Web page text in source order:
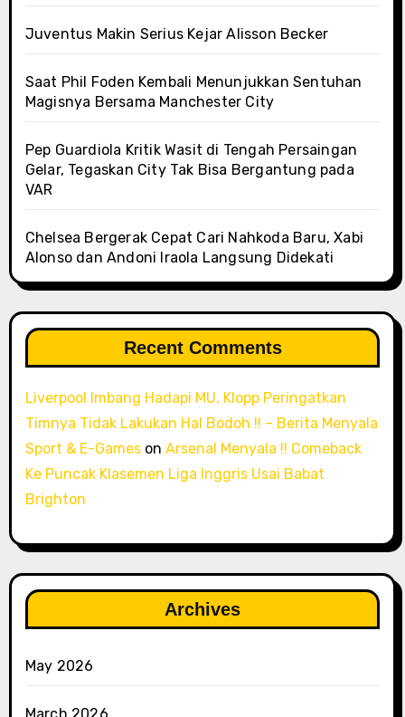
Juventus Makin Serius Kejar Alisson Becker
Saat Phil Foden Kembali Menunjukkan Sentuhan
Magisnya Bersama Manchester City
Pep Guardiola Kritik Wasit di Tengah Persaingan
Gelar, Tegaskan City Tak Bisa Bergantung pada
VAR
Chelsea Bergerak Cepat Cari Nahkoda Baru, Xabi
Alonso dan Andoni Iraola Langsung Didekati
Recent Comments
Liverpool Imbang Hadapi MU, Klopp Peringatkan
Timnya Tidak Lakukan Hal Bodoh !! – Berita Menyala
Sport & E-Gameson Arsenal Menyala !! Comeback
Ke Puncak Klasemen Liga Inggris Usai Babat
Brighton
Archives
May 2026